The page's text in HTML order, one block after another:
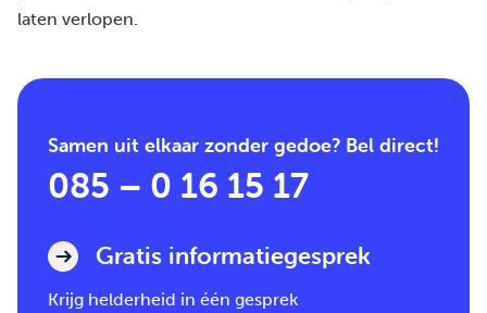
laten verlopen.
Samen uit elkaar zonder gedoe? Bel direct!
085 – 0 16 15 17
Gratis informatiegesprek
Krijg helderheid in één gesprek